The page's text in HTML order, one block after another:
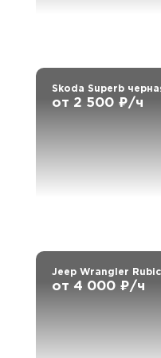
Skoda Superb
от 2 500 ₽/ч
Jeep Wrangler
от 4 000 ₽/ч